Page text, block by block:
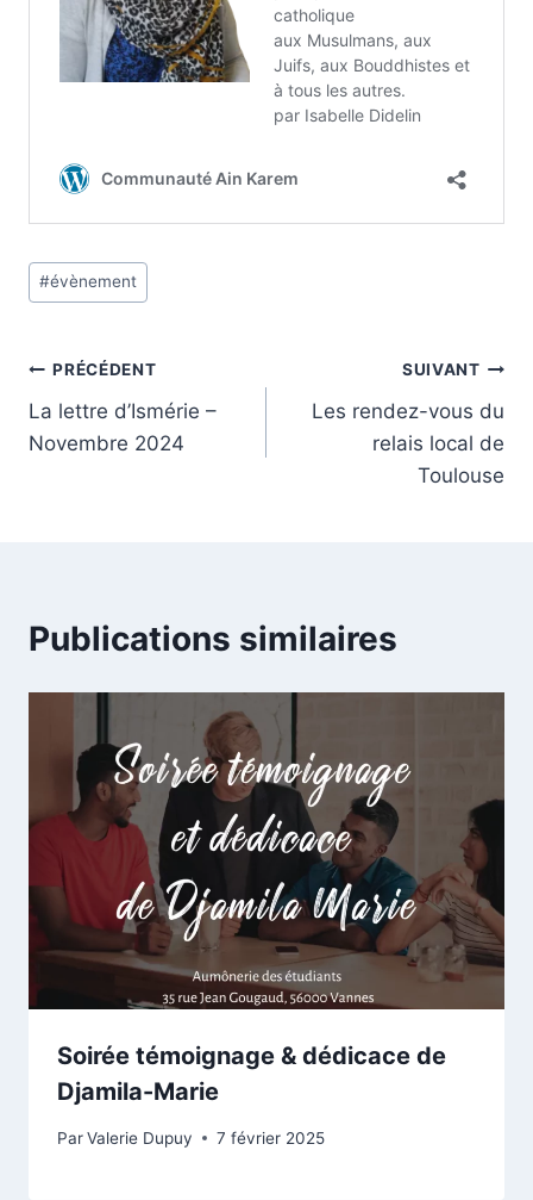
Étiquettes
de
publication :
#évènement
Navigation
de
PRÉCÉDENT
La lettre d’Ismérie –
Novembre 2024
SUIVANT
Les rendez-vous du
relais local de
Toulouse
Publications similaires
Soirée témoignage & dédicace de
Djamila-Marie
ParValerie Dupuy 7 février 2025